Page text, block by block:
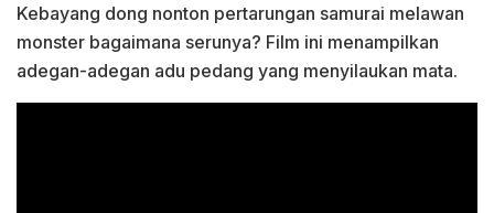
Kebayang dong nonton pertarungan samurai melawan
monster bagaimana serunya? Film ini menampilkan
adegan-adegan adu pedang yang menyilaukan mata.